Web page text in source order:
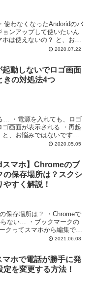
使わなくなったAndoridのバ
ンアップして使いたいん
は使えないの？ と、お悩
2020.07.22
動しないでロゴ画面
きの対処法4つ
… ・電源を入れても、ロゴ
画面が表示される ・再起
、お悩みではないです
2020.05.05
スマホ】Chromeのブ
の保存場所は？スクシ
やすく解説！
保存場所は？ ・Chromeで
ない… ・ブックマークの
クってスマホから編集でき
2021.06.08
ホで電話が勝手に発
定を変更する方法！